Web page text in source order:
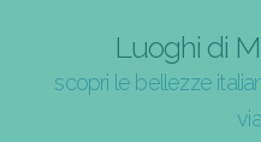
Luoghi di
scopri le bellezze